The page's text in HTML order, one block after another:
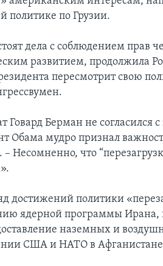
политике по Грузии.
дела с соблюдением прав
развитием, продолжила
пересмотрит свою
Говард Берман не согласился
Обама мудро признал
– Несомненно, что
достижений политики
ядерной программы Ирана,
наземных и
США и НАТО в